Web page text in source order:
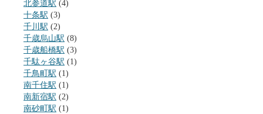
北参道駅 (4)
十条駅 (3)
千川駅 (2)
千歳烏山駅 (8)
千歳船橋駅 (3)
千駄ヶ谷駅 (1)
千鳥町駅 (1)
南千住駅 (1)
南新宿駅 (2)
南砂町駅 (1)